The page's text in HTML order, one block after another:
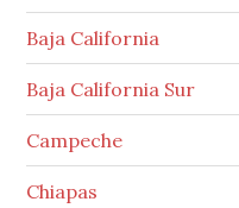
Baja California
Baja California Sur
Campeche
Chiapas